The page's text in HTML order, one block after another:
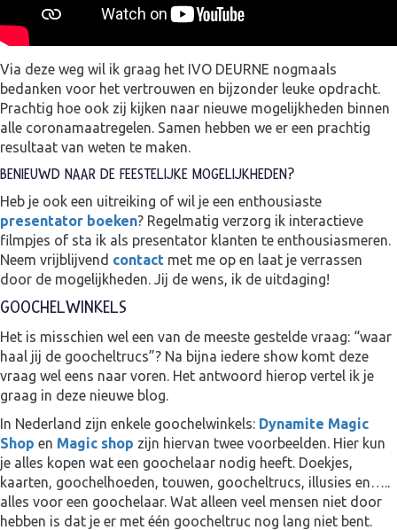
Via deze weg wil ik graag het IVO DEURNE nogmaals
bedanken voor het vertrouwen en bijzonder leuke opdracht.
Prachtig hoe ook zij kijken naar nieuwe mogelijkheden binnen
alle coronamaatregelen. Samen hebben we er een prachtig
resultaat van weten te maken.
BENIEUWD NAAR DE FEESTELIJKE MOGELIJKHEDEN?
Heb je ook een uitreiking of wil je een enthousiaste
presentator boeken? Regelmatig verzorg ik interactieve
filmpjes of sta ik als presentator klanten te enthousiasmeren.
Neem vrijblijvend contact met me op en laat je verrassen
door de mogelijkheden. Jij de wens, ik de uitdaging!
GOOCHELWINKELS
Het is misschien wel een van de meeste gestelde vraag: “waar
haal jij de goocheltrucs”? Na bijna iedere show komt deze
vraag wel eens naar voren. Het antwoord hierop vertel ik je
graag in deze nieuwe blog.
In Nederland zijn enkele goochelwinkels: Dynamite Magic
Shop en Magic shop zijn hiervan twee voorbeelden. Hier kun
je alles kopen wat een goochelaar nodig heeft. Doekjes,
kaarten, goochelhoeden, touwen, goocheltrucs, illusies en…..
alles voor een goochelaar. Wat alleen veel mensen niet door
hebben is dat je er met één goocheltruc nog lang niet bent.